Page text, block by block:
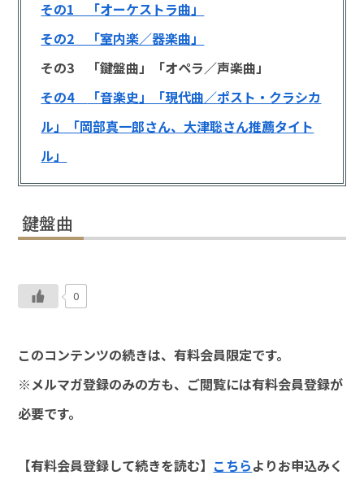
その1 「オーケストラ曲」
その2 「室内楽／器楽曲」
その3 「鍵盤曲」「オペラ／声楽曲」
その4
「音楽史」「現代曲／ポスト・クラシカ
ル」「岡部真一郎さん、大津聡さん推薦タイト
ル」
鍵盤曲
0
このコンテンツの続きは、有料会員限定です。
※メルマガ登録のみの方も、ご閲覧には有料会員登録が
必要です。
【有料会員登録して続きを読む】 こちらよりお申込みく